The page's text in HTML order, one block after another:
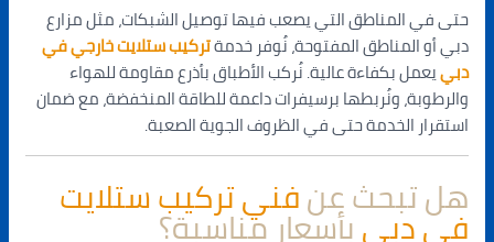
حتى في المناطق التي يصعب فيها توصيل الشبكات، مثل مزارع
دبي أو المناطق المفتوحة، نُوفر خدمةتركيب ستلايت خارجي في
دبييعمل بكفاءة عالية. نُركب الأطباق بأذرع مقاومة للهواء
والرطوبة، ونُربطها برسيفرات داعمة للطاقة المنخفضة، مع ضمان
استقرار الخدمة حتى في الظروف الجوية الصعبة.
هل تبحث عنفني تركيب ستلايت
في دبيبأسعار مناسبة؟